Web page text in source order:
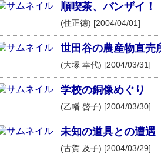
順喫茶、バンザイ！
(住正徳) [2004/04/01]
世田谷の農産物直売
(大塚 幸代) [2004/03/31]
学校の銅像めぐり
(乙幡 啓子) [2004/03/30]
未知の道具との遭遇
(古賀 及子) [2004/03/29]